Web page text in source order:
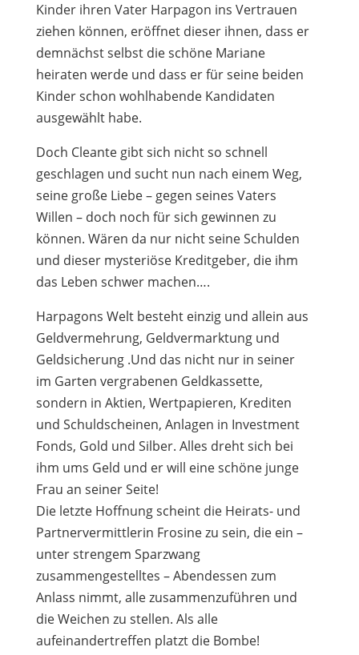
Kinder ihren Vater Harpagon ins Vertrauen
ziehen können, eröffnet dieser ihnen, dass er
demnächst selbst die schöne Mariane
heiraten werde und dass er für seine beiden
Kinder schon wohlhabende Kandidaten
ausgewählt habe.
Doch Cleante gibt sich nicht so schnell
geschlagen und sucht nun nach einem Weg,
seine große Liebe – gegen seines Vaters
Willen – doch noch für sich gewinnen zu
können. Wären da nur nicht seine Schulden
und dieser mysteriöse Kreditgeber, die ihm
das Leben schwer machen….
Harpagons Welt besteht einzig und allein aus
Geldvermehrung, Geldvermarktung und
Geldsicherung .Und das nicht nur in seiner
im Garten vergrabenen Geldkassette,
sondern in Aktien, Wertpapieren, Krediten
und Schuldscheinen, Anlagen in Investment
Fonds, Gold und Silber. Alles dreht sich bei
ihm ums Geld und er will eine schöne junge
Frau an seiner Seite!
Die letzte Hoffnung scheint die Heirats- und
Partnervermittlerin Frosine zu sein, die ein –
unter strengem Sparzwang
zusammengestelltes – Abendessen zum
Anlass nimmt, alle zusammenzuführen und
die Weichen zu stellen. Als alle
aufeinandertreffen platzt die Bombe!